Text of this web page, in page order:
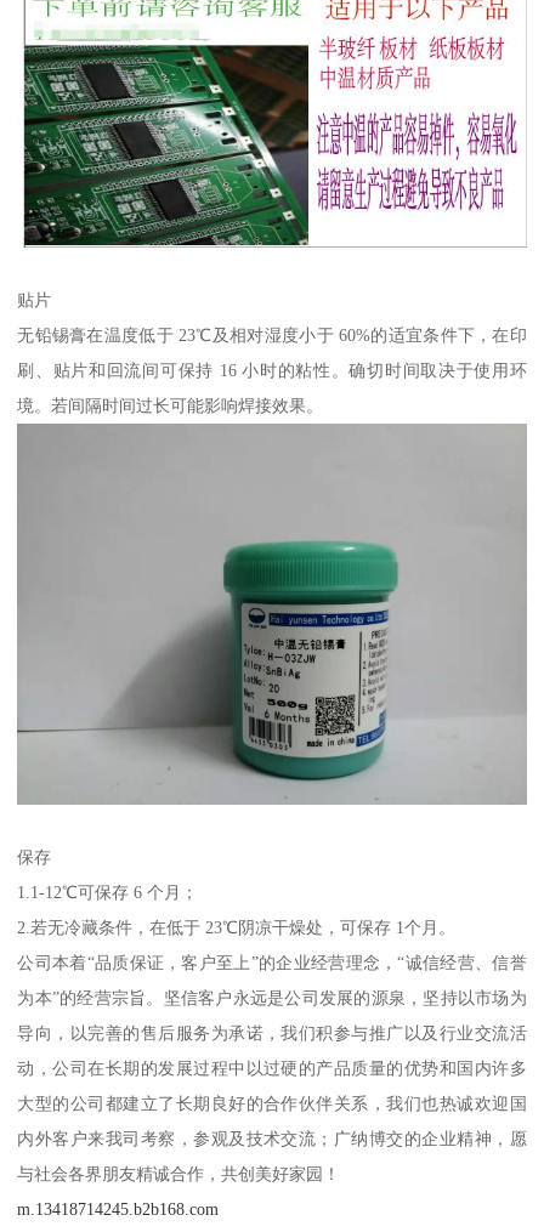
贴片
无铅锡膏在温度低于 23℃及相对湿度小于 60%的适宜条件下，在印
刷、贴片和回流间可保持 16 小时的粘性。确切时间取决于使用环
境。若间隔时间过长可能影响焊接效果。
保存
1.1-12℃可保存 6 个月；
2.若无冷藏条件，在低于 23℃阴凉干燥处，可保存 1个月。
公司本着“品质保证，客户至上”的企业经营理念，“诚信经营、信誉
为本”的经营宗旨。坚信客户永远是公司发展的源泉，坚持以市场为
导向，以完善的售后服务为承诺，我们积参与推广以及行业交流活
动，公司在长期的发展过程中以过硬的产品质量的优势和国内许多
大型的公司都建立了长期良好的合作伙伴关系，我们也热诚欢迎国
内外客户来我司考察，参观及技术交流；广纳博交的企业精神，愿
与社会各界朋友精诚合作，共创美好家园！
m.13418714245.b2b168.com